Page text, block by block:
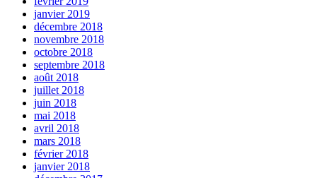
janvier 2019
décembre 2018
novembre 2018
octobre 2018
septembre 2018
août 2018
juillet 2018
juin 2018
mai 2018
avril 2018
mars 2018
février 2018
janvier 2018